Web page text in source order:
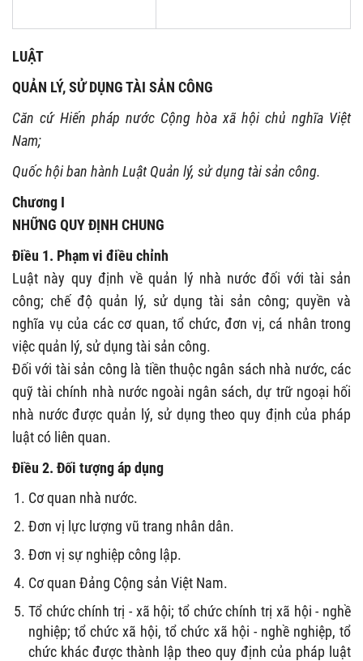
LUẬT
QUẢN LÝ, SỬ DỤNG TÀI SẢN CÔNG
Căn cứ Hiến pháp nước Cộng hòa xã hội chủ nghĩa Việt
Nam;
Quốc hội ban hành Luật Quản lý, sử dụng tài sản công.
Chương I
NHỮNG QUY ĐỊNH CHUNG
Điều 1. Phạm vi điều chỉnh
Luật này quy định về quản lý nhà nước đối với tài sản
công; chế độ quản lý, sử dụng tài sản công; quyền và
nghĩa vụ của các cơ quan, tổ chức, đơn vị, cá nhân trong
việc quản lý, sử dụng tài sản công.
Đối với tài sản công là tiền thuộc ngân sách nhà nước, các
quỹ tài chính nhà nước ngoài ngân sách, dự trữ ngoại hối
nhà nước được quản lý, sử dụng theo quy định của pháp
luật có liên quan.
Điều 2. Đối tượng áp dụng
Cơ quan nhà nước.
Đơn vị lực lượng vũ trang nhân dân.
Đơn vị sự nghiệp công lập.
Cơ quan Đảng Cộng sản Việt Nam.
Tổ chức chính trị - xã hội; tổ chức chính trị xã hội - nghề
nghiệp; tổ chức xã hội, tổ chức xã hội - nghề nghiệp, tổ
chức khác được thành lập theo quy định của pháp luật